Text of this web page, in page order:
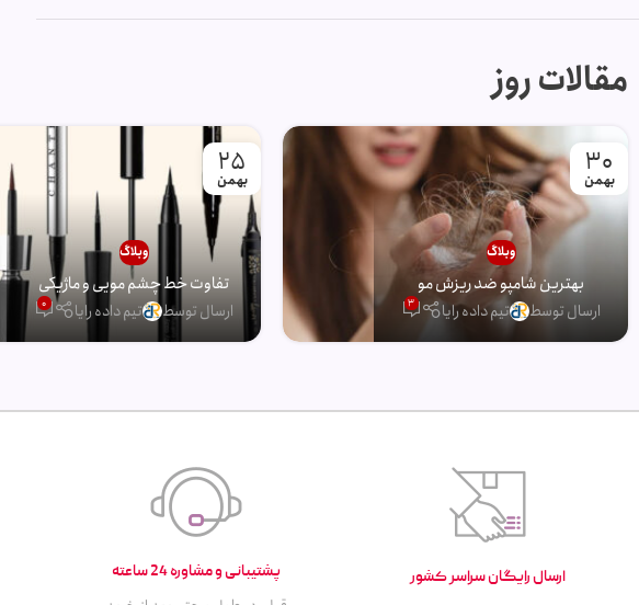
مقالات روز
30
بهمن
وبلاگ
بهترین شامپو ضد ریزش مو
ارسال توسط تیم داده رایا 3
25
بهمن
وبلاگ
تفاوت خط چشم مویی و ماژیکی
ارسال توسط تیم داده رایا 0
ارسال رایگان سراسر کشور پشتیبانی و مشاوره 24 ساعته